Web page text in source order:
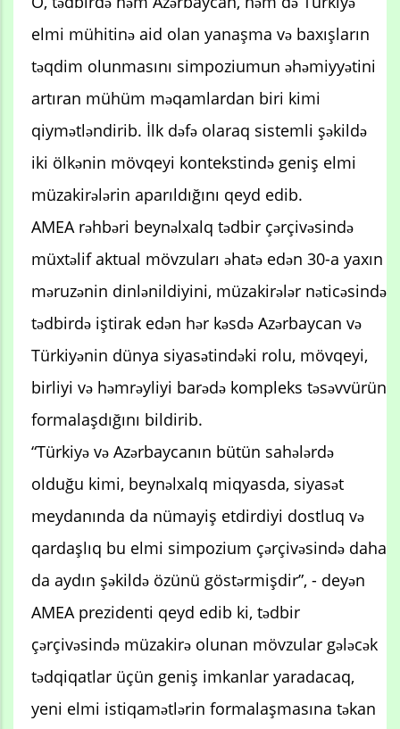
elmi mühitinə aid olan yanaşma və baxışların
təqdim olunmasını simpoziumun əhəmiyyətini
artıran mühüm məqamlardan biri kimi
qiymətləndirib. İlk dəfə olaraq sistemli şəkildə
iki ölkənin mövqeyi kontekstində geniş elmi
müzakirələrin aparıldığını qeyd edib.
AMEA rəhbəri beynəlxalq tədbir çərçivəsində
müxtəlif aktual mövzuları əhatə edən 30-a yaxın
məruzənin dinlənildiyini, müzakirələr nəticəsində
tədbirdə iştirak edən hər kəsdə Azərbaycan və
Türkiyənin dünya siyasətindəki rolu, mövqeyi,
birliyi və həmrəyliyi barədə kompleks təsəvvürün
formalaşdığını bildirib.
“Türkiyə və Azərbaycanın bütün sahələrdə
olduğu kimi, beynəlxalq miqyasda, siyasət
meydanında da nümayiş etdirdiyi dostluq və
qardaşlıq bu elmi simpozium çərçivəsində daha
da aydın şəkildə özünü göstərmişdir”, - deyən
AMEA prezidenti qeyd edib ki, tədbir
çərçivəsində müzakirə olunan mövzular gələcək
tədqiqatlar üçün geniş imkanlar yaradacaq,
yeni elmi istiqamətlərin formalaşmasına təkan